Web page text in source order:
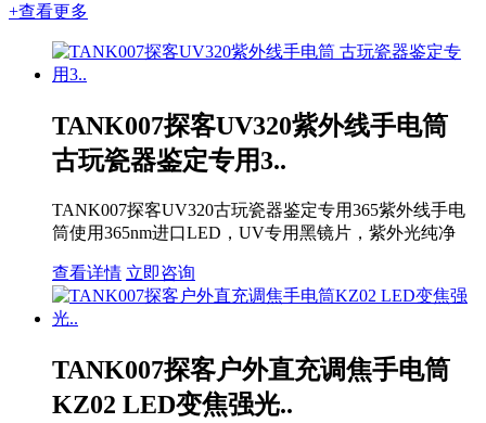
+查看更多
TANK007探客UV320紫外线手电筒
古玩瓷器鉴定专用3..
TANK007探客UV320古玩瓷器鉴定专用365紫外线手电
筒使用365nm进口LED，UV专用黑镜片，紫外光纯净
查看详情 立即咨询
TANK007探客户外直充调焦手电筒
KZ02 LED变焦强光..